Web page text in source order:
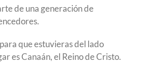
de una generación de
que estuvieras del lado
es Canaán, el Reino de Cristo.